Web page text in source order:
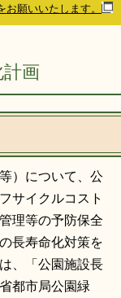
す
ーポリシー
願いいたします。
画
）について、公
サイクルコスト
理等の予防保全
長寿命化対策を
、「公園施設長
都市局公園緑